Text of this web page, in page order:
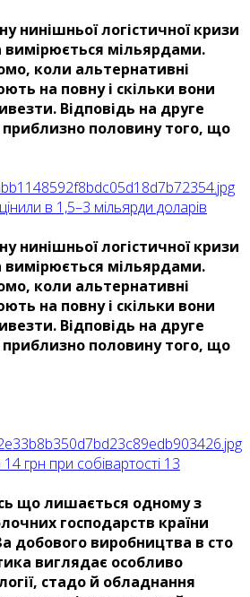
нинішньої логістичної кризи
вимірюється мільярдами.
коли альтернативні
на повну і скільки вони
Відповідь на друге
половину того, що
в 1,5–3 мільярди доларів
нинішньої логістичної кризи
вимірюється мільярдами.
коли альтернативні
на повну і скільки вони
Відповідь на друге
половину того, що
грн при собівартості 13
що лишається одному з
господарств країни
добового виробництва в сто
виглядає особливо
стадо й обладнання